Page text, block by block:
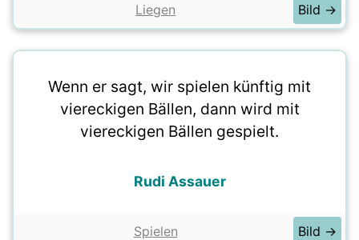
Liegen Bild →
Wenn er sagt, wir spielen künftig mit
viereckigen Bällen, dann wird mit
viereckigen Bällen gespielt.
Rudi Assauer
Spielen Bild →